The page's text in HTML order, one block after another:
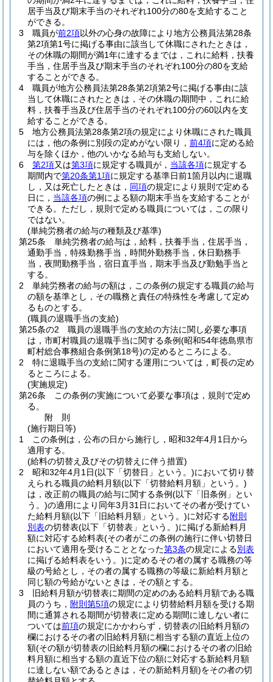
居手当及び期末手当のそれぞれ100分の80を支給すること
ができる。
3
職員が前2項以外の心身の故障により地方公務員法第28条
第2項第1号に掲げる事由に該当して休職にされたときは，
その休職の期間が満1年に達するまでは，これに給料，扶養
手当，住居手当及び期末手当のそれぞれ100分の80を支給
することができる。
4
職員が地方公務員法第28条第2項第2号に掲げる事由に該
当して休職にされたときは，その休職の期間中，これに給
料，扶養手当及び住居手当のそれぞれ100分の60以内を支
給することができる。
5
地方公務員法第28条第2項の規定により休職にされた職員
には，他の条例に別段の定めがない限り， 前4項に定める給
与を除くほか，他のいかなる給与も支給しない。
6
第2項又は第3項に規定する職員が， 当該各項に規定する
期間内で第20条第1項に規定する基準日前1箇月以内に退職
し，又は死亡したときは， 同項の規定により規則で定める
日に， 当該各項の例による額の期末手当を支給することが
できる。 ただし，規則で定める職員については，この限り
ではない。
(単純労務者の給与の種類及び基準)
第25条
単純労務者の給与は，給料，扶養手当，住居手当，
通勤手当，特殊勤務手当，時間外勤務手当，休日勤務手
当，夜間勤務手当，宿日直手当，期末手当及び勤勉手当と
する。
2
単純労務者の給与の額は，この条例の規定する職員の給与
の額を基準とし，その職務と責任の特殊性を考慮して定め
るものとする。
(職員の退職手当の支給)
第25条の2
職員の退職手当の支給の方法に関し必要な事項
は，市町村職員の退職手当に関する条例(昭和54年徳島県市
町村総合事務組合条例第18号)の定めるところによる。
2
特に退職手当の支給に関する運用については，町長の定め
るところによる。
(実施規定)
第26条
この条例の実施について必要な事項は，規則で定め
る。
附 則
(施行期日等)
1
この条例は，公布の日から施行し，昭和32年4月1日から
適用する。
(給料の切替え及びその切替えに伴う措置)
2
昭和32年4月1日(以下「切替日」という。)において切り替
えられる職員の給料月額(以下「切替給料月額」という。)
は，改正前の職員の給与に関する条例(以下「旧条例」とい
う。)の適用により同年3月31日においてその者が受けてい
た給料月額(以下「旧給料月額」という。)に対応する附則
別表の切替表(以下「切替表」という。)に掲げる新給料月
額に対応する給料表(その者がこの条例の施行に伴い切替日
において適用を受けることとなった第3条の規定による別表
に掲げる給料表をいう。)に定めるその者の属する職務の等
級の号給とし，その者の属する職務の等級に新給料月額と
同じ額の号給がないときは，その額とする。
3
旧給料月額が切替表に期間の定めのある給料月額である職
員のうち， 附則第5項の規定により切替給料月額を受ける期
間に通算される期間が切替表に定める期間に達しない者に
ついては前項の規定にかかわらず，切替表の旧給料月額の
欄におけるその者の旧給料月額に相当する額の直近上位の
額(その額が切替表の旧給料月額の欄におけるその者の旧給
料月額に相当する額の直近下位の額に対応する新給料月額
に達しない額であるときは，その新給料月額)をその者の切